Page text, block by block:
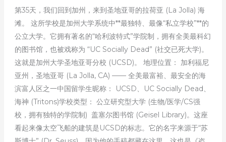
塔
芭
芭
拉
分
校
(UC
Santa
Barbara)
第35天，我们回到加州，来到圣地亚哥的拉荷亚 (La Jolla) 海
滩。 这所学校是加州大学系统中**最独特、最像“私立学校”**的
公立大学。它拥有著名的“哈利波特式”学院制，拥有全美最科幻
的图书馆，也被戏称为 “UC Socially Dead” (社交已死大学)。
这就是加州大学圣地亚哥分校 (UCSD)。 地理位置： 加利福尼
亚州，圣地亚哥 (La Jolla, CA) —— 全美最富裕、最安全的海
滨富人区之一中国留学生昵称： UCSD、UC Socially Dead、
海神 (Tritons)学校类型： 公立研究型大学 (生物/医学/CS强
校，拥有独特的学院制) 盖塞尔图书馆 (Geisel Library)。这座
看起来像太空飞船的建筑是UCSD的标志。它的名字来源于“苏